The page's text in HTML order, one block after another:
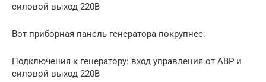
силовой выход 220В
Вот приборная панель генератора покрупнее:
Подключения к генератору: вход управления от АВР и
силовой выход 220В